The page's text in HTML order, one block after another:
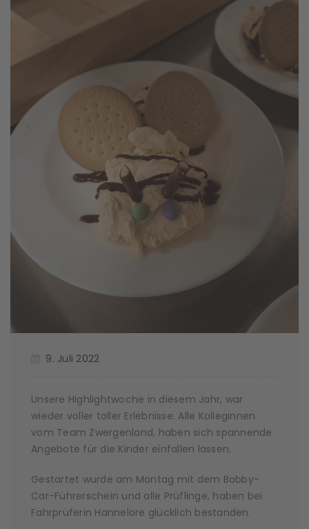
9. Juli 2022
Unsere Highlightwoche in diesem Jahr, war
wieder voller toller Erlebnisse. Alle Kolleginnen
vom Team Zwergenland, haben sich spannende
Angebote für die Kinder einfallen lassen.
Gestartet wurde am Montag mit dem Bobby-
Car-Führerschein und alle Prüflinge, haben bei
Fahrprüferin Hannelore glücklich bestanden.